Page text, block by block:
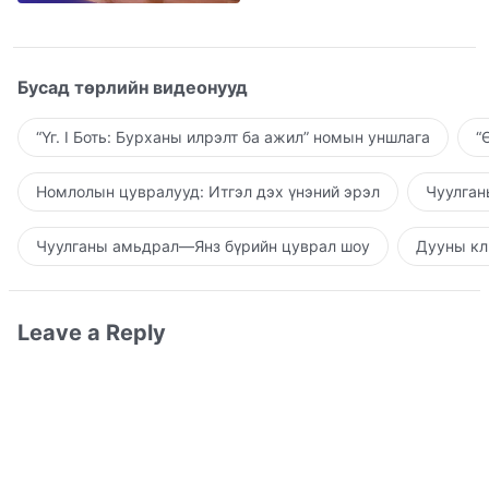
Бусад төрлийн видеонууд
“Үг. I Боть: Бурханы илрэлт ба ажил” номын уншлага
Номлолын цувралууд: Итгэл дэх үнэний эрэл
Чуулганы амьдрал—Янз бүрийн цуврал шоу Дууны
Leave a Reply